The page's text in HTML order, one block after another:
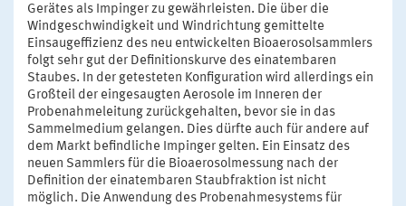
Gerätes als Impinger zu gewährleisten. Die über die
Windgeschwindigkeit und Windrichtung gemittelte
Einsaugeffizienz des neu entwickelten Bioaerosolsammlers
folgt sehr gut der Definitionskurve des einatembaren
Staubes. In der getesteten Konfiguration wird allerdings ein
Großteil der eingesaugten Aerosole im Inneren der
Probenahmeleitung zurückgehalten, bevor sie in das
Sammelmedium gelangen. Dies dürfte auch für andere auf
dem Markt befindliche Impinger gelten. Ein Einsatz des
neuen Sammlers für die Bioaerosolmessung nach der
Definition der einatembaren Staubfraktion ist nicht
möglich. Die Anwendung des Probenahmesystems für